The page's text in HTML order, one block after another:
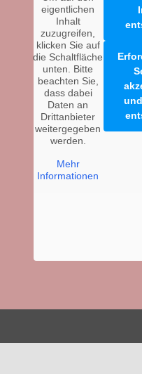
eigentlichen
Inhalt
zuzugreifen,
klicken Sie auf
die Schaltfläche
unten. Bitte
beachten Sie,
dass dabei
Daten an
Drittanbieter
weitergegeben
werden.
Mehr
Informationen